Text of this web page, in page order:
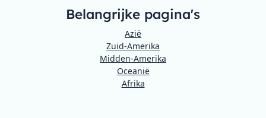
Belangrijke pagina's
Azië
Zuid-Amerika
Midden-Amerika
Oceanië
Afrika